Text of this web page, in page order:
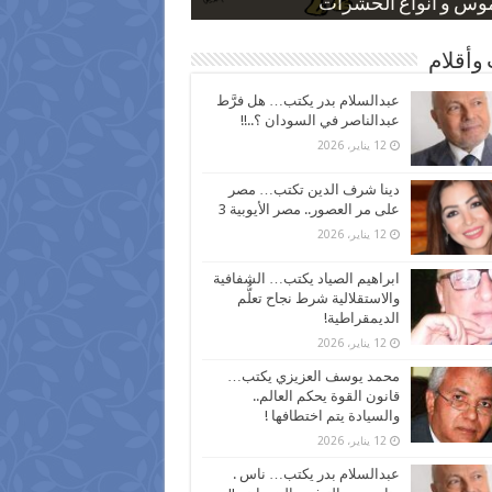
و أنواع الحشرات
بعد ارتفاع الأسعار
نسبة الطلاق في مصر
كاركاتيرية
كاركاتيرية
وأقلام
عبدالسلام بدر يكتب… هل فرَّط
عبدالناصر في السودان ؟..!!
12 يناير، 2026
دينا شرف الدين تكتب… مصر
على مر العصور.. مصر الأيوبية 3
12 يناير، 2026
ابراهيم الصياد يكتب… الشفافية
والاستقلالية شرط نجاح تعلُّم
الديمقراطية!
12 يناير، 2026
محمد يوسف العزيزي يكتب…
قانون القوة يحكم العالم..
والسيادة يتم اختطافها !
12 يناير، 2026
عبدالسلام بدر يكتب… ناس .